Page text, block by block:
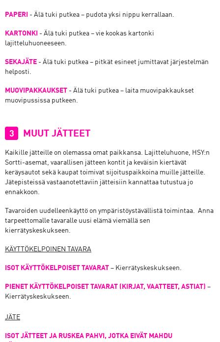
PAPERI - Älä tuki putkea – pudota yksi nippu kerrallaan.
KARTONKI - Älä tuki putkea – vie kookas kartonki
lajitteluhuoneeseen.
SEKAJÄTE - Älä tuki putkea – pitkät esineet jumittavat järjestelmän
helposti.
MUOVIPAKKAUKSET - Älä tuki putkea – laita muovipakkaukset
muovipussissa putkeen.
3 MUUT JÄTTEET
Kaikille jätteille on olemassa omat paikkansa. Lajitteluhuone, HSY:n
Sortti-asemat, vaarallisen jätteen kontit ja keväisin kiertävät
keräysautot sekä kaupat toimivat sijoituspaikkoina muille jätteille.
Jätepisteissä vastaanotettaviin jätteisiin kannattaa tutustua jo
ennakkoon.
Tavaroiden uudelleenkäyttö on ympäristöystävällistä toimintaa. Anna
tarpeettomalle tavaralle uusi elämä viemällä sen
kierrätyskeskukseen.
KÄYTTÖKELPOINEN TAVARA
ISOT KÄYTTÖKELPOISET TAVARAT – Kierrätyskeskukseen.
PIENET KÄYTTÖKELPOISET TAVARAT (KIRJAT, VAATTEET, ASTIAT) –
Kierrätyskeskukseen.
JÄTE
ISOT JÄTTEET JA RUSKEA PAHVI, JOTKA EIVÄT MAHDU